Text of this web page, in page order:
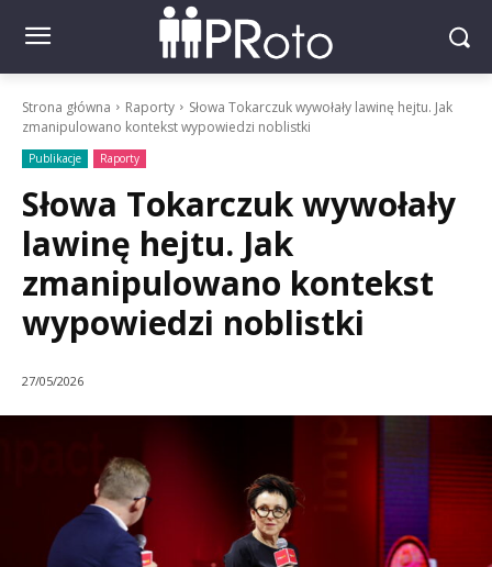
Strona główna Raporty
Słowa Tokarczuk wywołały lawinę hejtu. Jak
zmanipulowano kontekst wypowiedzi noblistki
Publikacje Raporty
Słowa Tokarczuk wywołały
lawinę hejtu. Jak
zmanipulowano kontekst
wypowiedzi noblistki
27/05/2026